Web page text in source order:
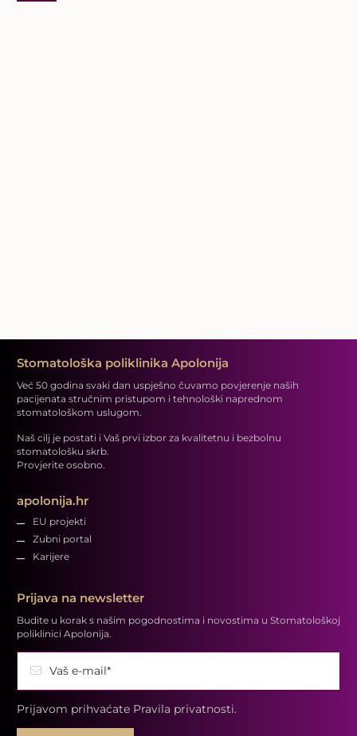
Stomatološka poliklinika Apolonija
Već 50 godina svaki dan uspješno čuvamo povjerenje naših
pacijenata stručnim pristupom i tehnološki naprednom
stomatološkom uslugom.
Naš cilj je postati i Vaš prvi izbor za kvalitetnu i bezbolnu
stomatološku skrb.
Provjerite osobno.
apolonija.hr
EU projekti
Zubni portal
Karijere
Prijava na newsletter
Budite u korak s našim pogodnostima i novostima u Stomatološkoj
poliklinici Apolonija.
Vaš e-mail*
Prijavom prihvaćate Pravila privatnosti.